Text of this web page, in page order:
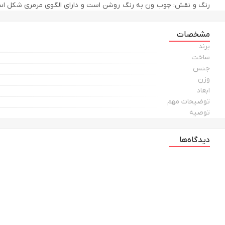
رنگ و نقش: چوب ون به رنگ روشن است و دارای الگوی مرمری شکل
مشخصات
برند
ساخت
جنس
وزن
ابعاد
توضیحات مهم
توصیه
دیدگاه‌ها